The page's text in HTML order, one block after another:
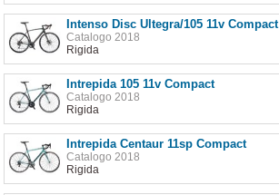
Intenso Disc Ultegra/105 11v Compact
Catalogo 2018
Rigida
Intrepida 105 11v Compact
Catalogo 2018
Rigida
Intrepida Centaur 11sp Compact
Catalogo 2018
Rigida